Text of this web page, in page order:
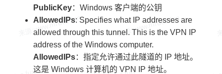
PublicKey：Windows 客户端的公钥
AllowedIPs: Specifies what IP addresses are
allowed through this tunnel. This is the VPN IP
address of the Windows computer.
AllowedIPs：指定允许通过此隧道的 IP 地址。
这是 Windows 计算机的 VPN IP 地址。